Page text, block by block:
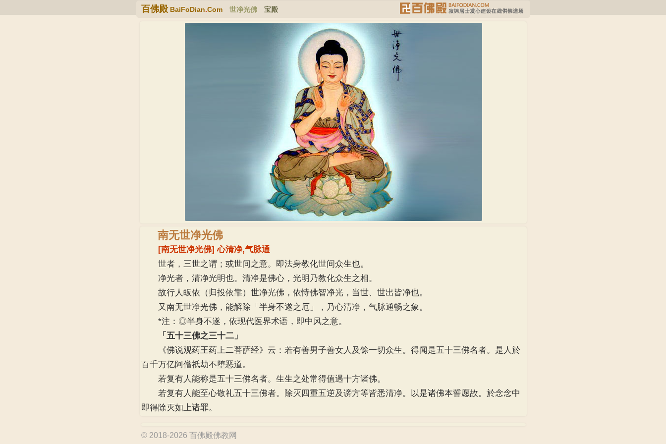
百佛殿BaiFoDian.Com 世净光佛 宝殿
南无世净光佛
[南无世净光佛] 心清净,气脉通
世者，三世之谓；或世间之意。即法身教化世间众生也。
净光者，清净光明也。清净是佛心，光明乃教化众生之相。
故行人皈依（归投依靠）世净光佛，依恃佛智净光，当世、世出皆净也。
又南无世净光佛，能解除「半身不遂之厄」，乃心清净，气脉通畅之象。
*注：◎半身不遂，依现代医界术语，即中风之意。
「五十三佛之三十二」
《佛说观药王药上二菩萨经》云：若有善男子善女人及馀一切众生。得闻是五十三佛名者。是人於
百千万亿阿僧祇劫不堕恶道。
若复有人能称是五十三佛名者。生生之处常得值遇十方诸佛。
若复有人能至心敬礼五十三佛者。除灭四重五逆及谤方等皆悉清净。以是诸佛本誓愿故。於念念中
即得除灭如上诸罪。
© 2018-2026 百佛殿佛教网